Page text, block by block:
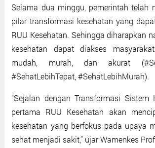
Selama dua minggu, pemerintah telah
pilar transformasi kesehatan yang
RUU Kesehatan. Sehingga diharapkan
kesehatan dapat diakses
mudah, murah, dan akurat
#SehatLebihTepat, #SehatLebihMurah).
’’Sejalan dengan Transformasi Sistem
pertama RUU Kesehatan akan
kesehatan yang berfokus pada upaya
sehat menjadi sakit,’’ ujar Wamenkes